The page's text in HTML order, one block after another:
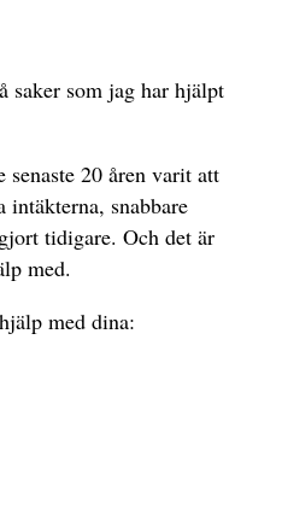
saker som jag har hjälpt
20 åren varit att
snabbare
tidigare. Och det är
med.
med dina: